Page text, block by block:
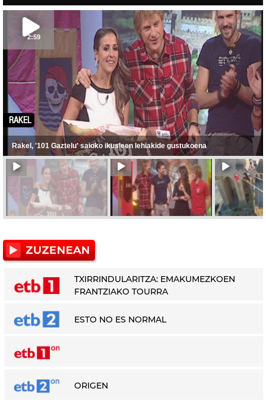
2:59
RAKEL
Rakel, '101 Gaztelu' saioko ikusleen lehiakide gustukoena
TXIRRINDULARITZA: EMAKUMEZKOEN
FRANTZIAKO TOURRA
ESTO NO ES NORMAL
ORIGEN